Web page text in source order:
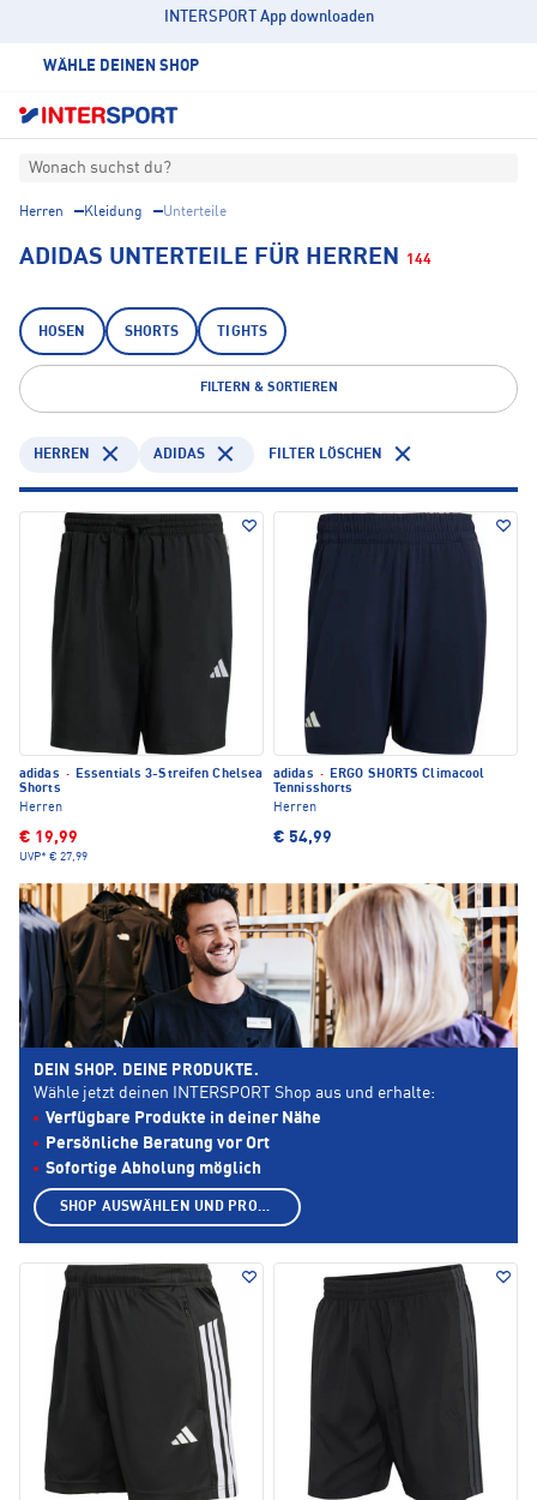
INTERSPORT App downloaden
WÄHLE DEINEN SHOP
Wonach suchst du?
Herren Kleidung Unterteile
ADIDAS UNTERTEILE FÜR HERREN 144
HOSEN SHORTS TIGHTS
FILTERN & SORTIEREN
HERREN ADIDAS FILTER LÖSCHEN
adidas ·
Essentials 3-Streifen Chelsea
Shorts
Herren
€ 19,99
UVP* € 27,99
adidas ·
ERGO SHORTS Climacool
Tennisshorts
Herren
€ 54,99
DEIN SHOP. DEINE PRODUKTE.
Wähle jetzt deinen INTERSPORT Shop aus und erhalte:
Verfügbare Produkte in deiner Nähe
Persönliche Beratung vor Ort
Sofortige Abholung möglich
SHOP AUSWÄHLEN UND PRODUKTE ANZEIGEN